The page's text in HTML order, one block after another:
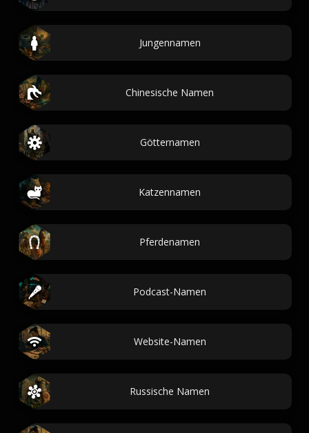
Jungennamen
Chinesische Namen
Götternamen
Katzennamen
Pferdenamen
Podcast-Namen
Website-Namen
Russische Namen